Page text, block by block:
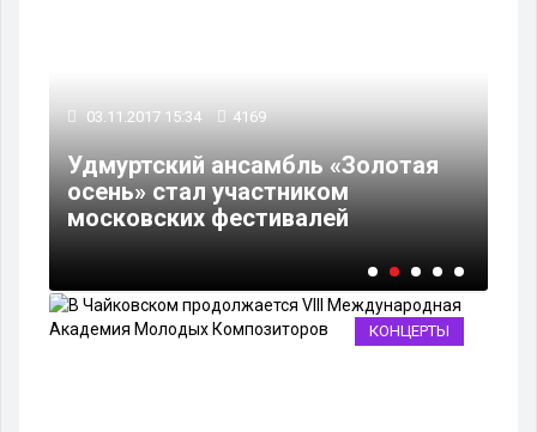
03.11.2017 15:34 4169
Удмуртский ансамбль «Золотая
осень» стал участником
московских фестивалей
КОНЦЕРТЫ